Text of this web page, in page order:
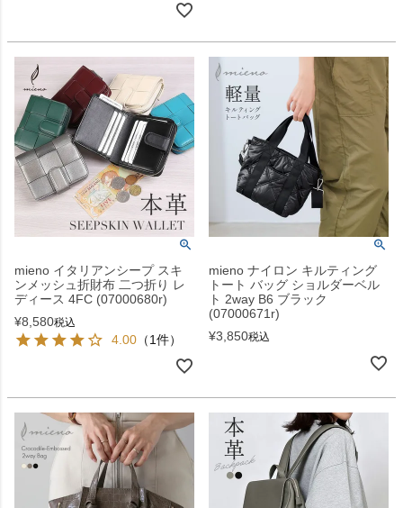
mieno イタリアンシープ スキ
ンメッシュ折財布 二つ折り レ
ディース 4FC (07000680r)
¥8,580税込
4.00 （1件）
mieno ナイロン キルティング
トート バッグ ショルダーベル
ト 2way B6 ブラック
(07000671r)
¥3,850税込